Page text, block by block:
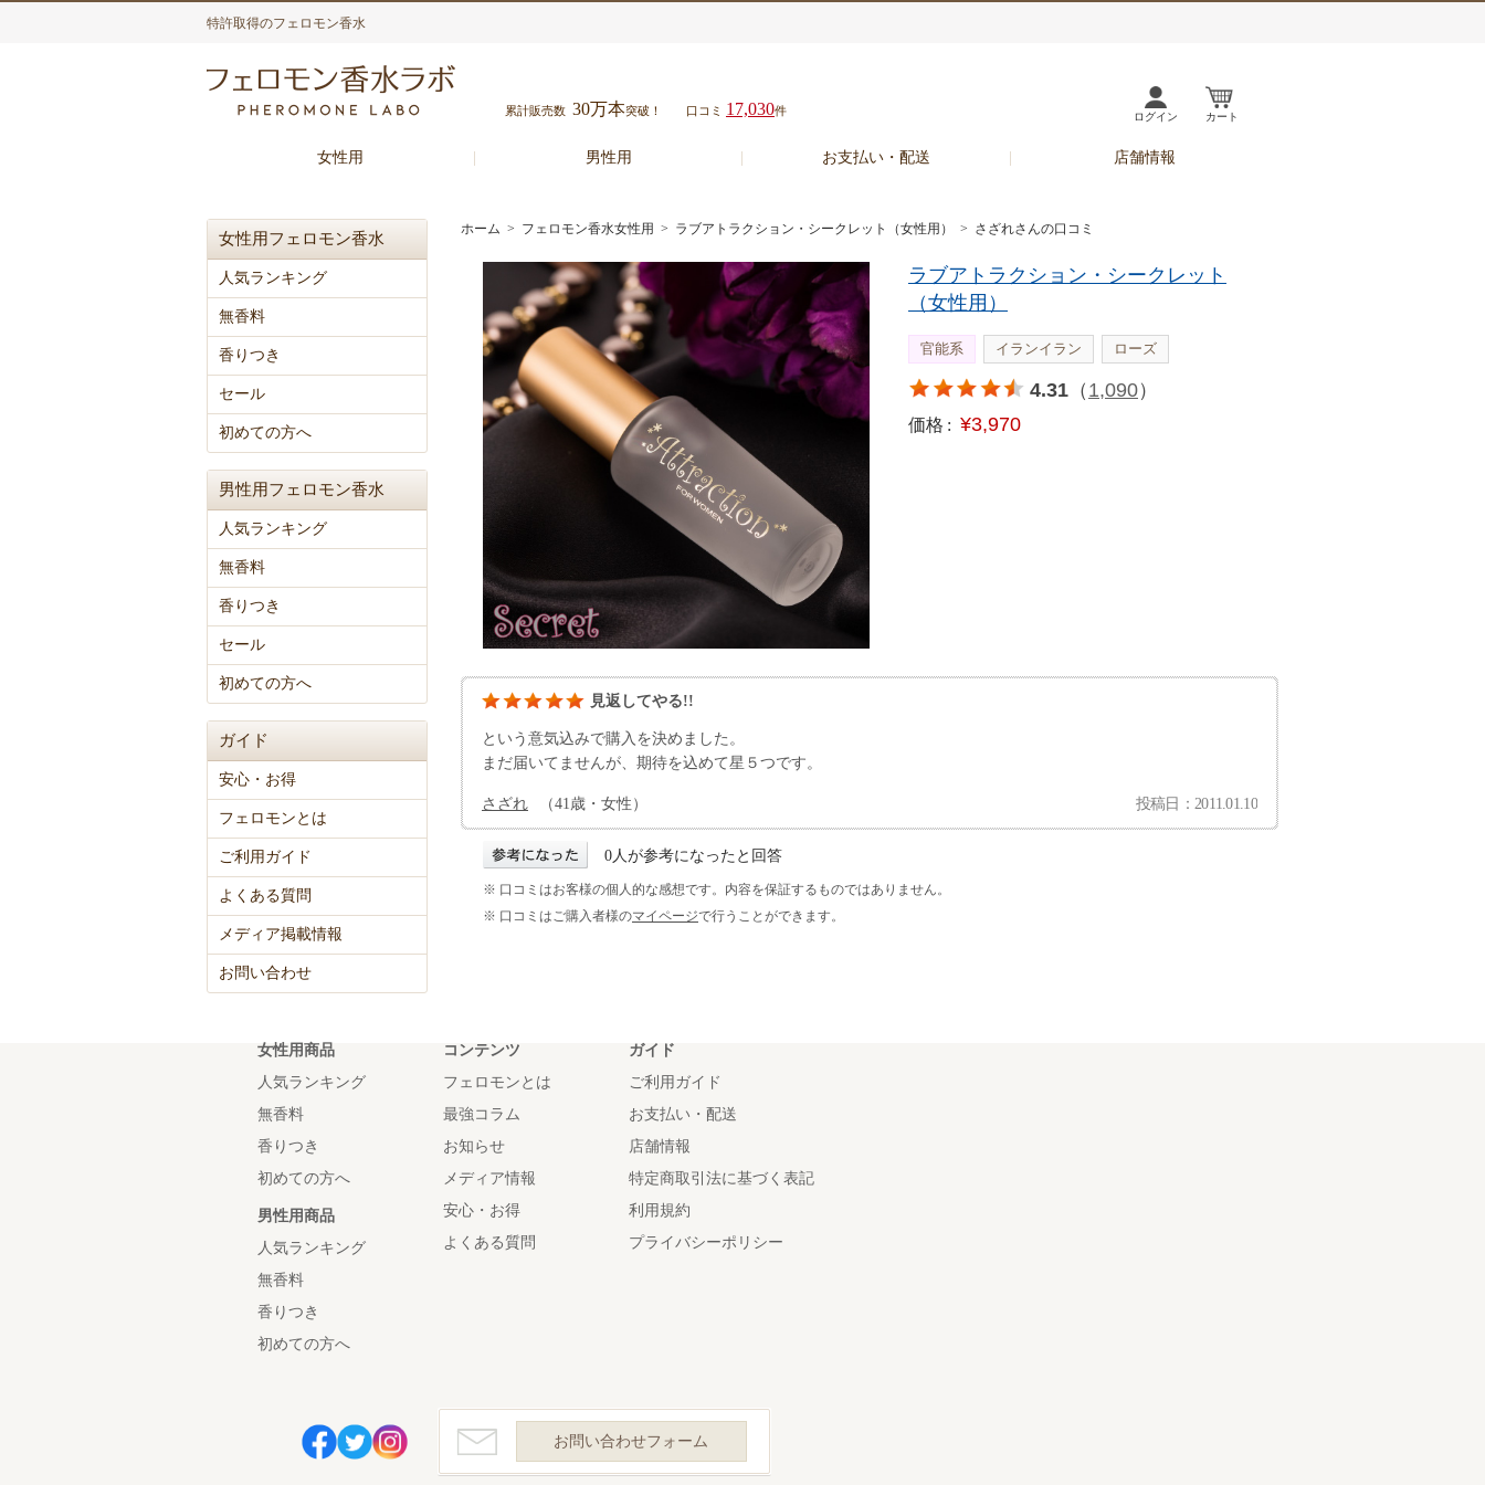
特許取得のフェロモン香水
累計販売数 30万本突破！ 口コミ 17,030件 ログイン カート
女性用 男性用 お支払い・配送 店舗情報
ホーム > フェロモン香水女性用 > ラブアトラクション・シークレット（女性用） > さざれさんの口コミ
ラブアトラクション・シークレット
（女性用）
官能系 イランイラン ローズ
4.31 （ 1,090）
価格 : ¥3,970
見返してやる!!
という意気込みで購入を決めました。
まだ届いてませんが、期待を込めて星５つです。
さざれ （41歳・女性） 投稿日：2011.01.10
0人が参考になったと回答
※ 口コミはお客様の個人的な感想です。内容を保証するものではありません。
※ 口コミはご購入者様のマイページで行うことができます。
女性用フェロモン香水
人気ランキング
無香料
香りつき
セール
初めての方へ
男性用フェロモン香水
人気ランキング
無香料
香りつき
セール
初めての方へ
ガイド
安心・お得
フェロモンとは
ご利用ガイド
よくある質問
メディア掲載情報
お問い合わせ
女性用商品
人気ランキング
無香料
香りつき
初めての方へ
男性用商品
人気ランキング
無香料
香りつき
初めての方へ
コンテンツ
フェロモンとは
最強コラム
お知らせ
メディア情報
安心・お得
よくある質問
ガイド
ご利用ガイド
お支払い・配送
店舗情報
特定商取引法に基づく表記
利用規約
プライバシーポリシー
お問い合わせフォーム